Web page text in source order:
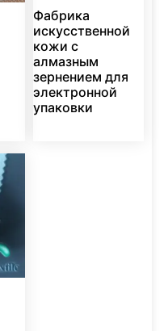
Фабрика
искусственной
кожи с
алмазным
зернением для
электронной
упаковки